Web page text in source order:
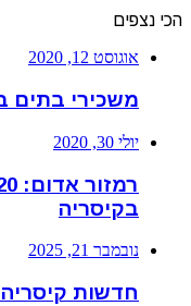
הכי נצפים
אוגוסט 12, 2020
משכירי בתים
יולי 30, 2020
בקיסריה
נובמבר 21, 2025
חדשות קיסריה